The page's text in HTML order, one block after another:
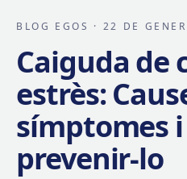
BLOG EGOS · 22 DE
Caiguda de
estrès:
símptomes
prevenir-lo